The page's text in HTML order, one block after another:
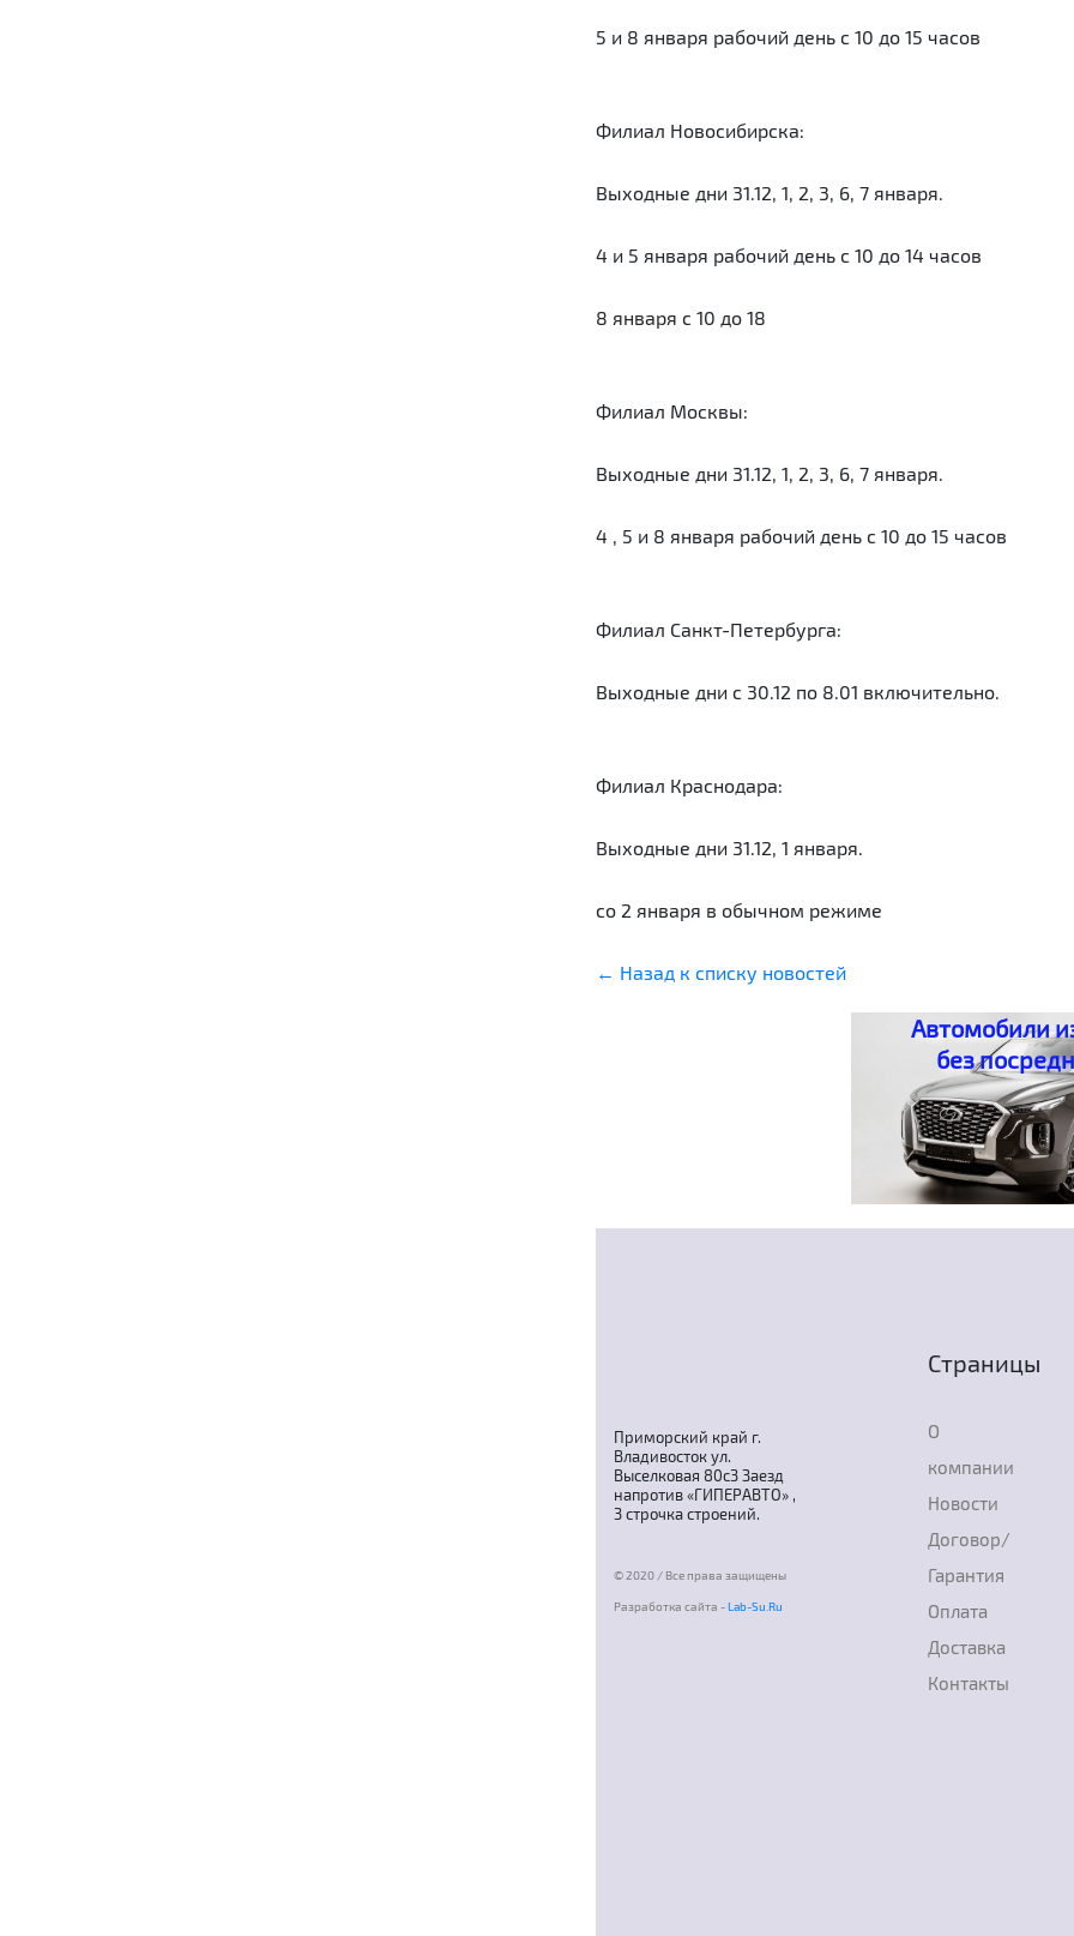
5 и 8 января рабочий день с 10 до 15 часов
Филиал Новосибирска:
Выходные дни 31.12, 1, 2, 3, 6, 7 января.
4 и 5 января рабочий день с 10 до 14 часов
8 января с 10 до 18
Филиал Москвы:
Выходные дни 31.12, 1, 2, 3, 6, 7 января.
4 , 5 и 8 января рабочий день с 10 до 15 часов
Филиал Санкт-Петербурга:
Выходные дни c 30.12 по 8.01 включительно.
Филиал Краснодара:
Выходные дни 31.12, 1 января.
со 2 января в обычном режиме
← Назад к списку новостей
Автомобили
без
Приморский край г.
Владивосток ул.
Выселковая 80с3 Заезд
напротив «ГИПЕРАВТО» ,
3 строчка строений.
© 2020 / Все права защищены
Разработка сайта -Lab-Su.Ru
Страницы
О
компании
Новости
Договор/
Гарантия
Оплата
Доставка
Контакты